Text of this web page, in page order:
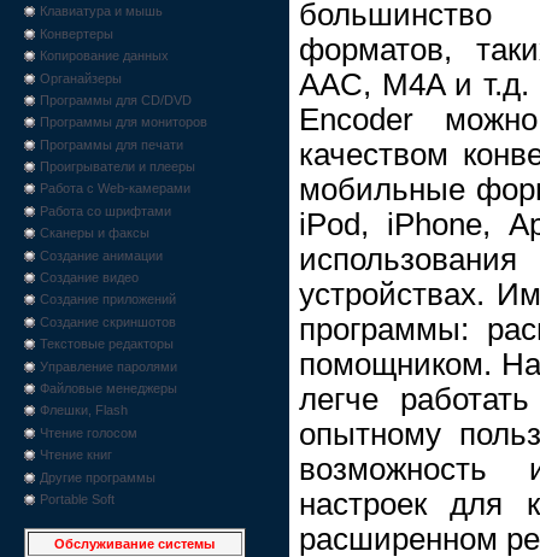
Клавиатура и мышь
Конвертеры
Копирование данных
Органайзеры
Программы для CD/DVD
Программы для мониторов
Программы для печати
Проигрыватели и плееры
Работа с Web-камерами
Работа со шрифтами
Сканеры и факсы
Создание анимации
Создание видео
Создание приложений
Создание скриншотов
Текстовые редакторы
Управление паролями
Файловые менеджеры
Флешки, Flash
Чтение голосом
Чтение книг
Другие программы
Portable Soft
Обслуживание системы
форматов,
AAC, M4A и
Encoder
качеством
мобильные
iPod, iPhone,
устройствах.
программы:
помощником.
легче
опытному
возможность
настроек для
расширенном